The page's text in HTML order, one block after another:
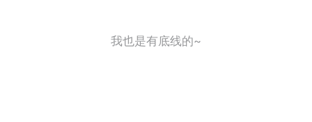
我也是有底线的~